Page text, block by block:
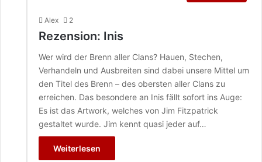
Alex 2
Rezension: Inis
Wer wird der Brenn aller Clans? Hauen, Stechen,
Verhandeln und Ausbreiten sind dabei unsere Mittel um
den Titel des Brenn – des obersten aller Clans zu
erreichen. Das besondere an Inis fällt sofort ins Auge:
Es ist das Artwork, welches von Jim Fitzpatrick
gestaltet wurde. Jim kennt quasi jeder auf…
Weiterlesen